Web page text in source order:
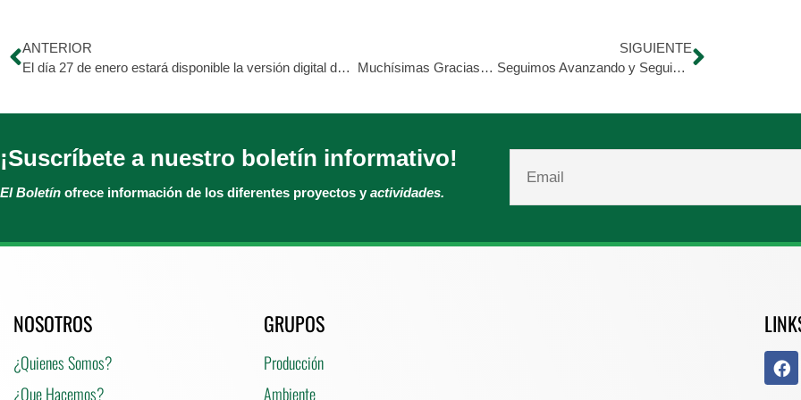
ANTERIOR
El día 27 de enero estará disponible la versión digital del libro «El desarme de la Armadura Interior «. Libérate de las emociones tóxicas e inicia una vida plena. 👋
SIGUIENTE
Muchísimas Gracias… Seguimos Avanzando y Seguimos Venciendo.
¡Suscríbete a nuestro boletín informativo!
El Boletín ofrece información de los diferentes proyectos y actividades.
NOSOTROS
¿Quienes Somos?
¿Que Hacemos?
GRUPOS
Producción
Ambiente